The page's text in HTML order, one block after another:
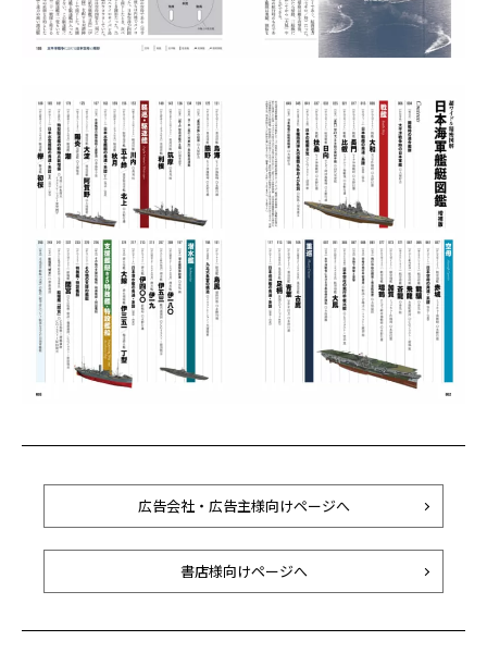
広告会社・広告主様向けページへ
書店様向けページへ